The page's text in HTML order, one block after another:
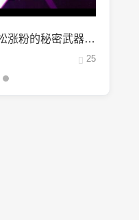
微博阅读量1万：如何轻松实现你的阅读量突破？
22